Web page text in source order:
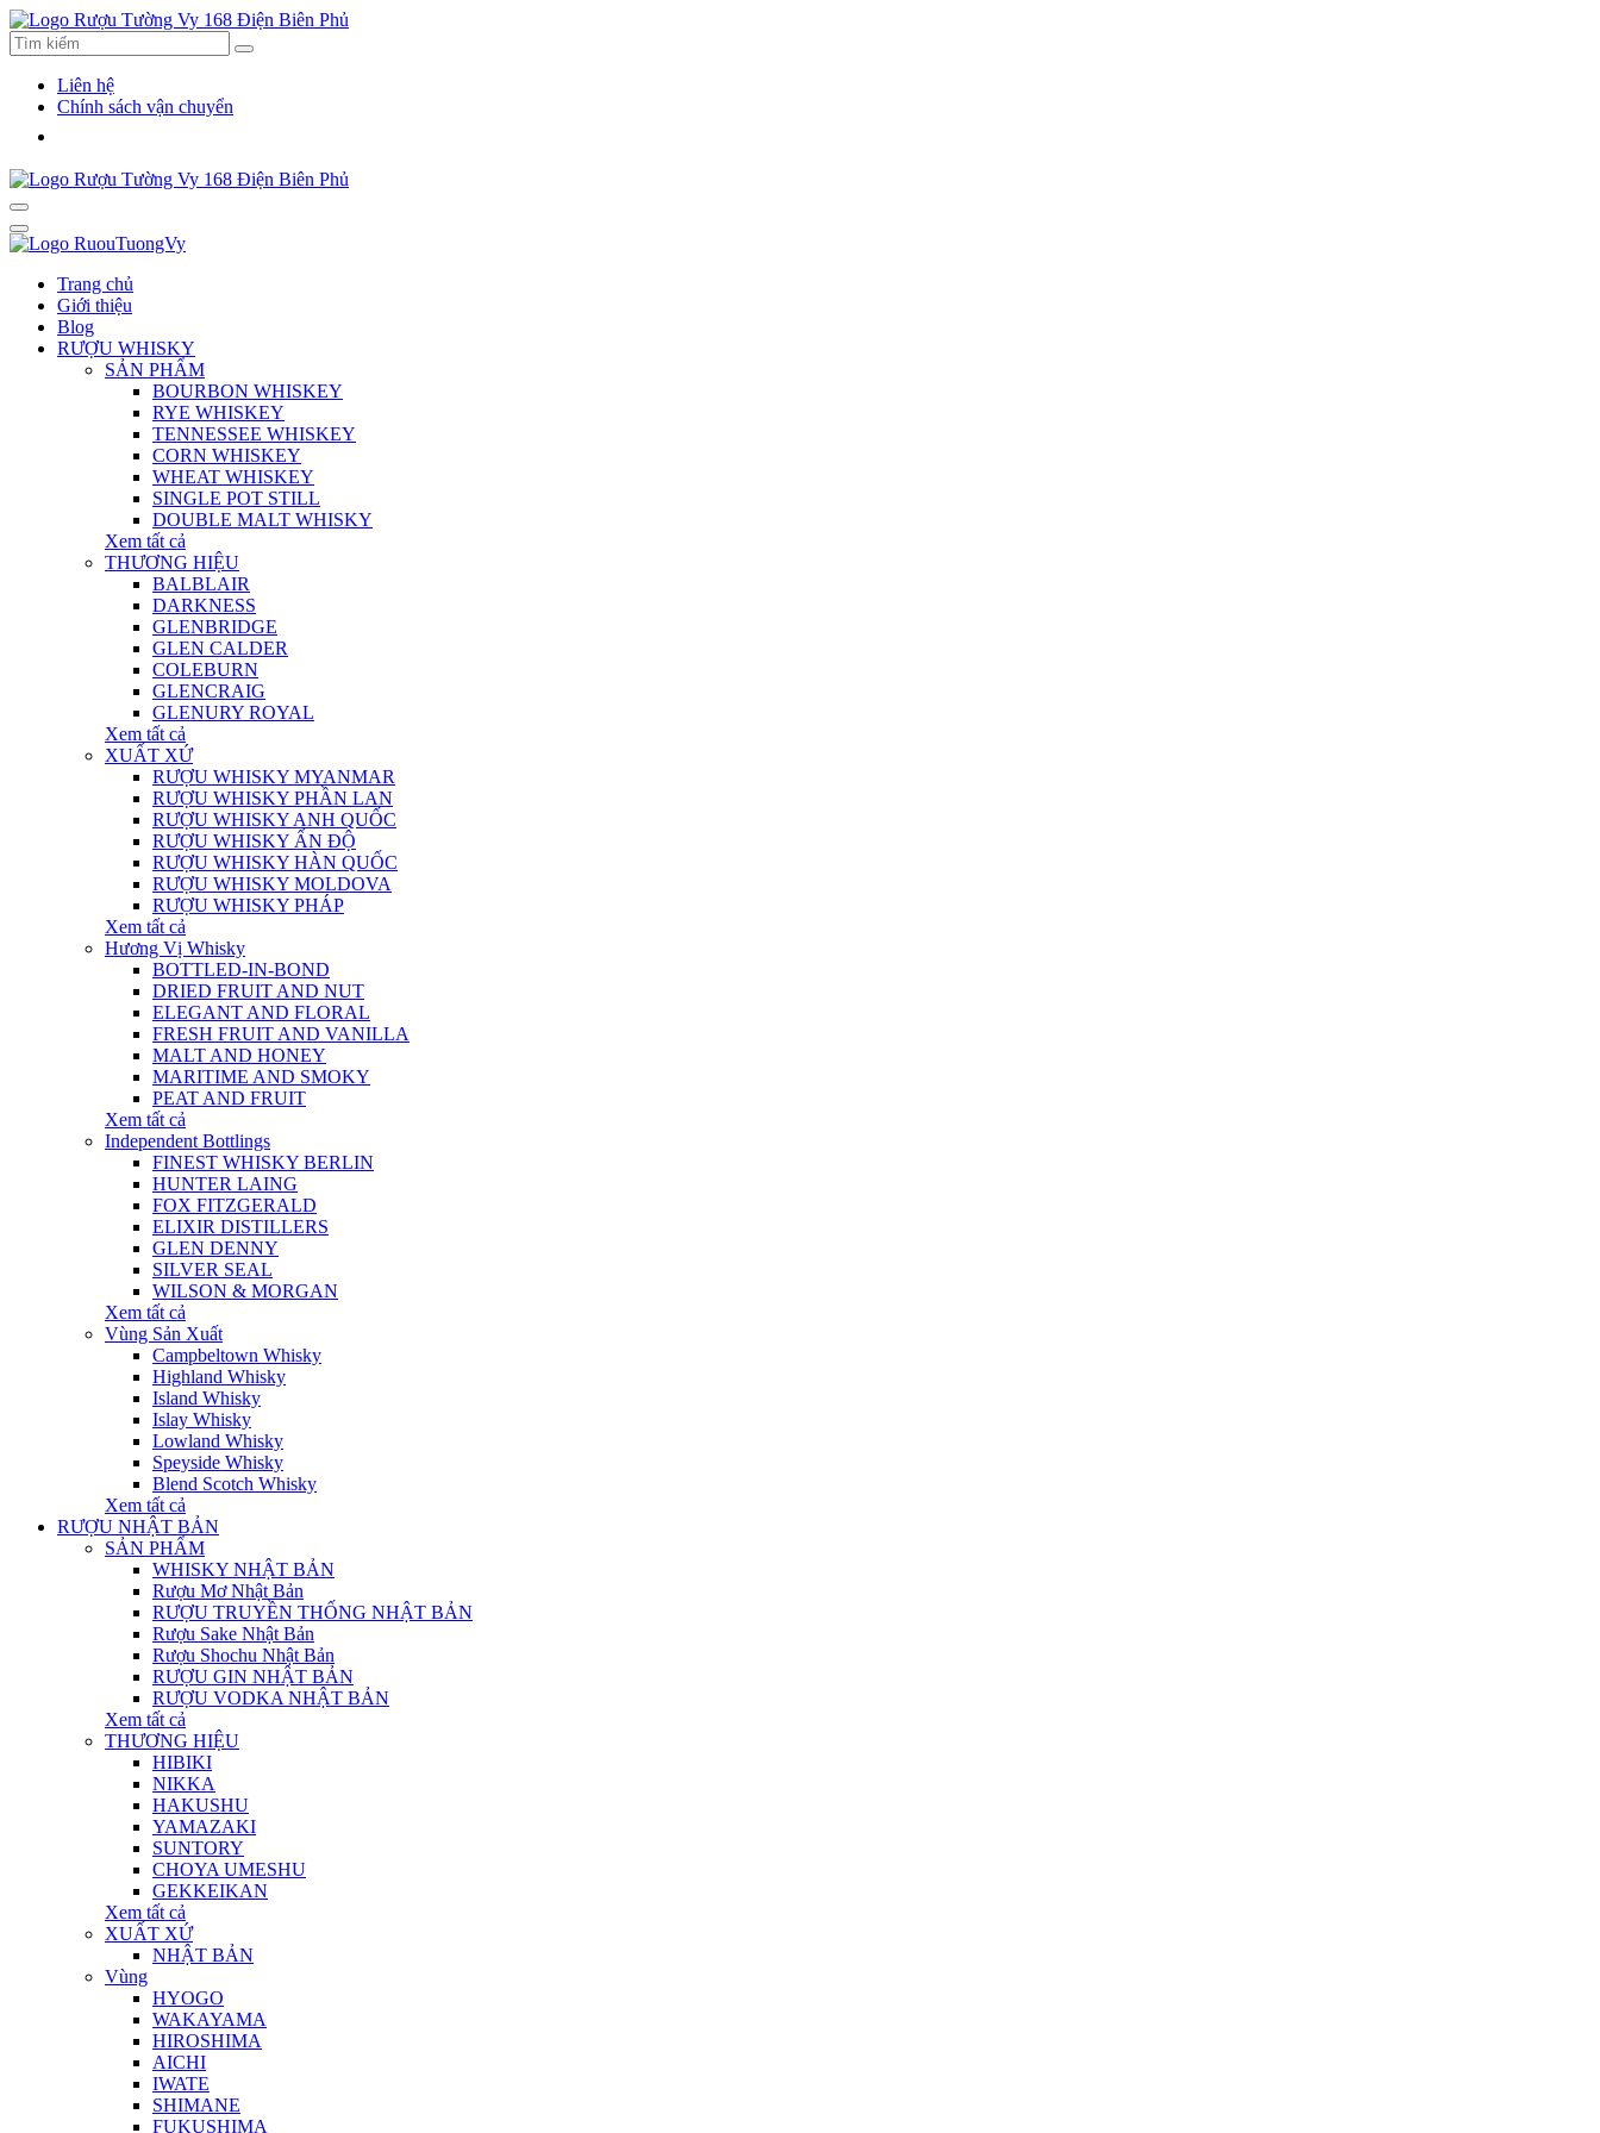
Liên hệ
Chính sách vận chuyển
Trang chủ
Giới thiệu
Blog
RƯỢU WHISKY
SẢN PHẨM
BOURBON WHISKEY
RYE WHISKEY
TENNESSEE WHISKEY
CORN WHISKEY
WHEAT WHISKEY
SINGLE POT STILL
DOUBLE MALT WHISKY
Xem tất cả
THƯƠNG HIỆU
BALBLAIR
DARKNESS
GLENBRIDGE
GLEN CALDER
COLEBURN
GLENCRAIG
GLENURY ROYAL
Xem tất cả
XUẤT XỨ
RƯỢU WHISKY MYANMAR
RƯỢU WHISKY PHẦN LAN
RƯỢU WHISKY ANH QUỐC
RƯỢU WHISKY ẤN ĐỘ
RƯỢU WHISKY HÀN QUỐC
RƯỢU WHISKY MOLDOVA
RƯỢU WHISKY PHÁP
Xem tất cả
Hương Vị Whisky
BOTTLED-IN-BOND
DRIED FRUIT AND NUT
ELEGANT AND FLORAL
FRESH FRUIT AND VANILLA
MALT AND HONEY
MARITIME AND SMOKY
PEAT AND FRUIT
Xem tất cả
Independent Bottlings
FINEST WHISKY BERLIN
HUNTER LAING
FOX FITZGERALD
ELIXIR DISTILLERS
GLEN DENNY
SILVER SEAL
WILSON & MORGAN
Xem tất cả
Vùng Sản Xuất
Campbeltown Whisky
Highland Whisky
Island Whisky
Islay Whisky
Lowland Whisky
Speyside Whisky
Blend Scotch Whisky
Xem tất cả
RƯỢU NHẬT BẢN
SẢN PHẨM
WHISKY NHẬT BẢN
Rượu Mơ Nhật Bản
RƯỢU TRUYỀN THỐNG NHẬT BẢN
Rượu Sake Nhật Bản
Rượu Shochu Nhật Bản
RƯỢU GIN NHẬT BẢN
RƯỢU VODKA NHẬT BẢN
Xem tất cả
THƯƠNG HIỆU
HIBIKI
NIKKA
HAKUSHU
YAMAZAKI
SUNTORY
CHOYA UMESHU
GEKKEIKAN
Xem tất cả
XUẤT XỨ
NHẬT BẢN
Vùng
HYOGO
WAKAYAMA
HIROSHIMA
AICHI
IWATE
SHIMANE
FUKUSHIMA